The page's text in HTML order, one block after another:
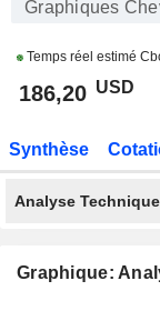
Graphiques
Temps réel estimé
186,20 USD
Synthèse
Analyse Technique
Graphique: